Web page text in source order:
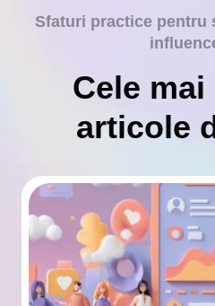
Sfaturi practice pentru
Cele
articole